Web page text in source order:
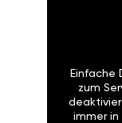
Einfache
zum
immer in